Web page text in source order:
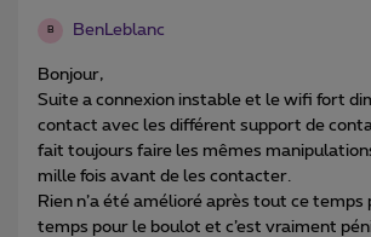
B BenLeblanc
Bonjour,
Suite a connexion instable et le wifi fort
contact avec les différent support de
fait toujours faire les mêmes
mille fois avant de les contacter.
Rien n’a été amélioré après tout ce temps
temps pour le boulot et c’est vraiment